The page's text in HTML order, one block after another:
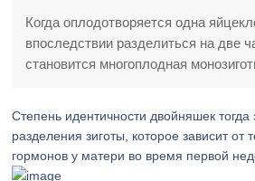
Когда оплодотворяется одна
впоследствии разделиться на две
становится многоплодная
Степень идентичности двойняшек тогда
разделения зиготы, которое зависит от
гормонов у матери во время первой